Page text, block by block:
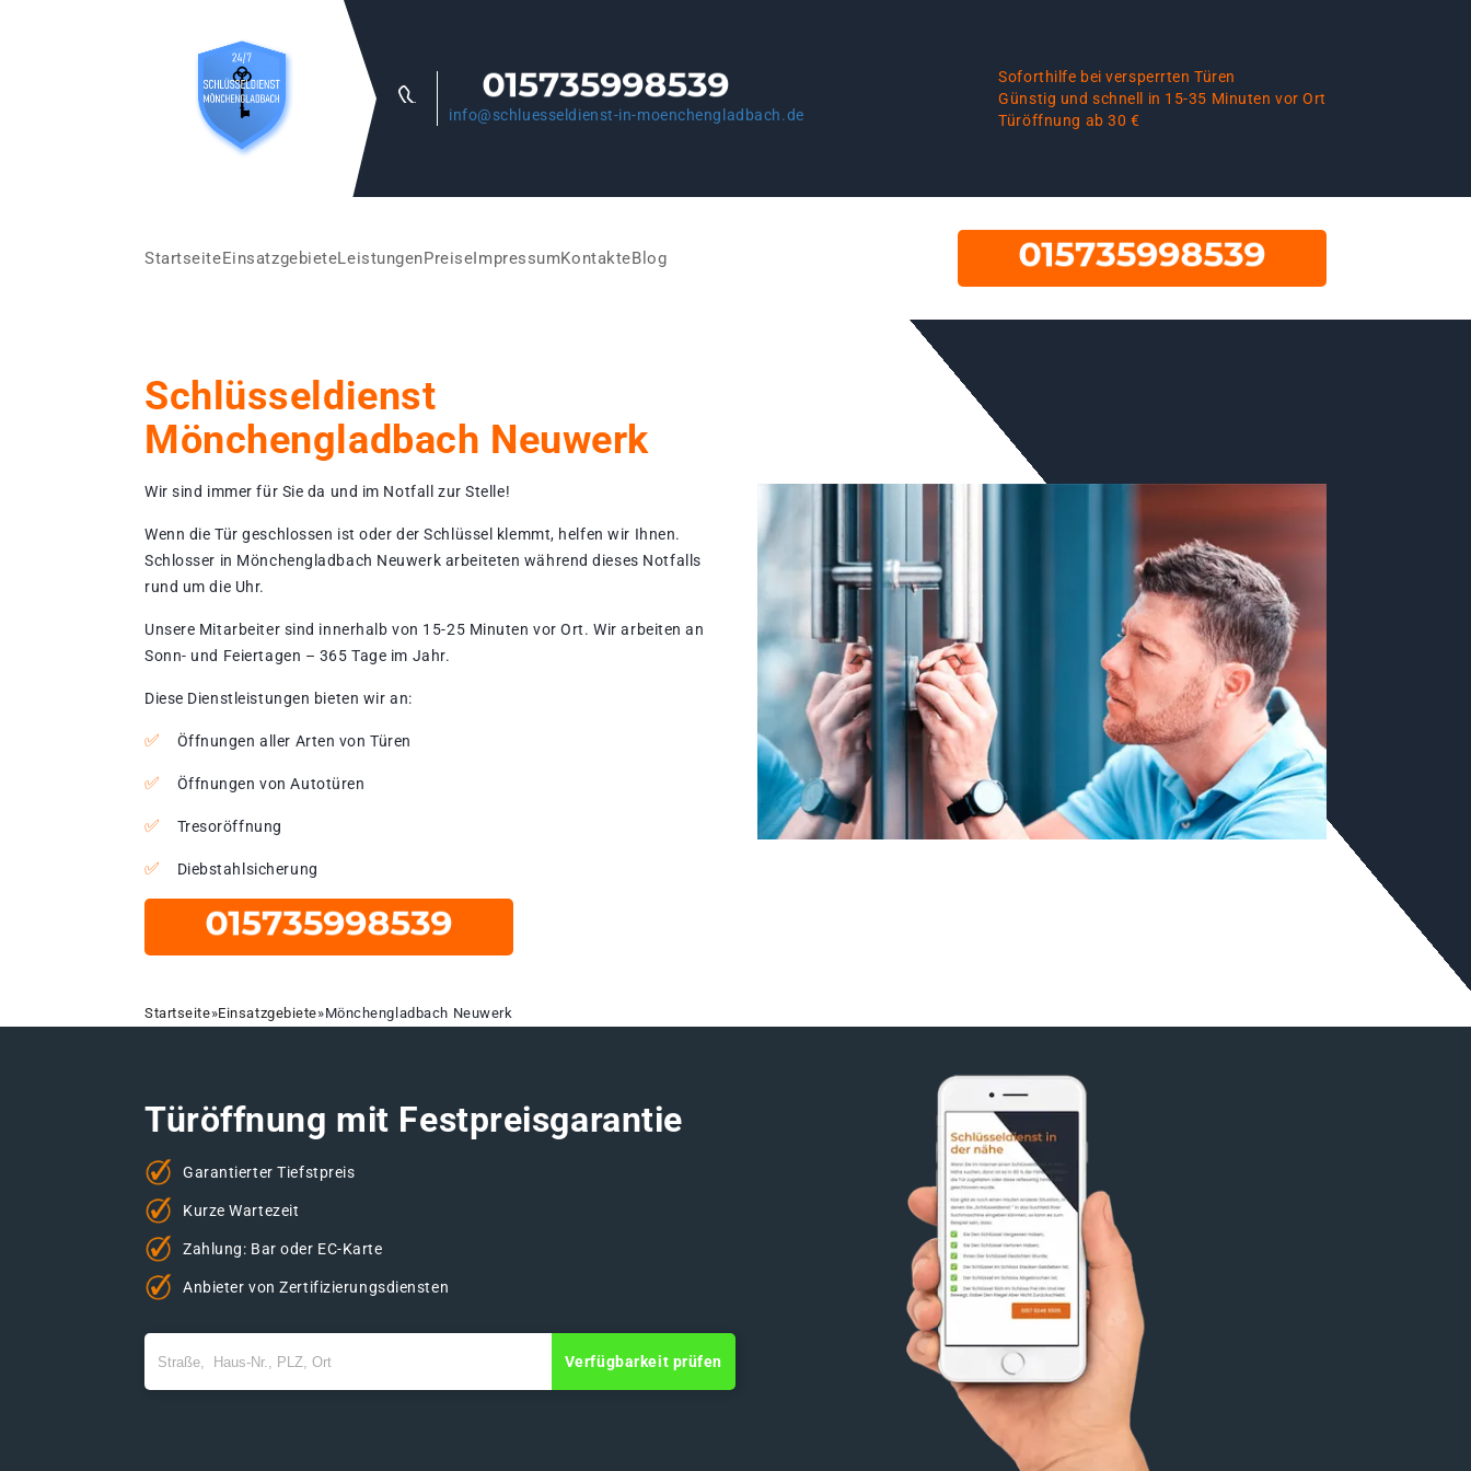
info@schluesseldienst-in-moenchengladbach.de
Soforthilfe bei versperrten Türen
Günstig und schnell in 15-35 Minuten vor Ort
Türöffnung ab 30 €
StartseiteEinsatzgebieteLeistungenPreiseImpressumKontakteBlog
Schlüsseldienst
Mönchengladbach Neuwerk
Wir sind immer für Sie da und im Notfall zur Stelle!
Wenn die Tür geschlossen ist oder der Schlüssel klemmt, helfen wir Ihnen.
Schlosser in Mönchengladbach Neuwerk arbeiteten während dieses Notfalls
rund um die Uhr.
Unsere Mitarbeiter sind innerhalb von 15-25 Minuten vor Ort. Wir arbeiten an
Sonn- und Feiertagen – 365 Tage im Jahr.
Diese Dienstleistungen bieten wir an:
Öffnungen aller Arten von Türen
Öffnungen von Autotüren
Tresoröffnung
Diebstahlsicherung
Startseite»Einsatzgebiete»Mönchengladbach Neuwerk
Türöffnung mit Festpreisgarantie
Garantierter Tiefstpreis
Kurze Wartezeit
Zahlung: Bar oder EC-Karte
Anbieter von Zertifizierungsdiensten
Verfügbarkeit prüfen